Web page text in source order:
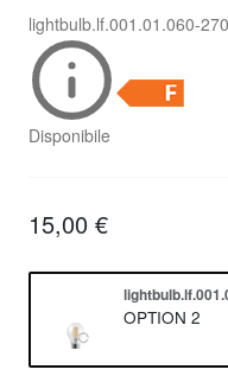
lightbulb.lf.001.01.060-
Disponibile
15,00 €
OPTION 2